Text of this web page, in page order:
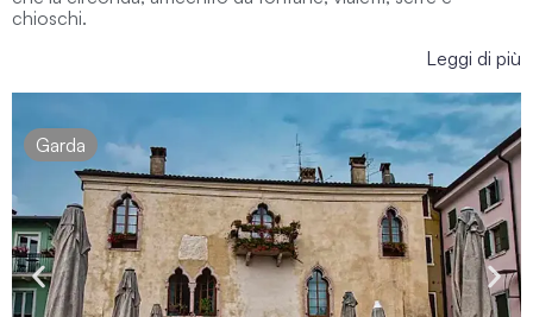
chioschi.
Leggi di più
Garda